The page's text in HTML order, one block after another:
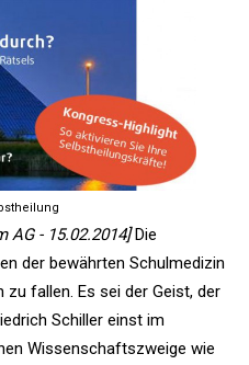
AG - 15.02.2014]Die
der bewährten Schulmedizin
fallen. Es sei der Geist, der
Schiller einst im
Wissenschaftszweige wie